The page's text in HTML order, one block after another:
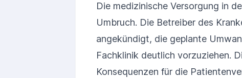
Die medizinische Versorgung in
Umbruch. Die Betreiber des
angekündigt, die geplante
Fachklinik deutlich vorzuziehen.
Konsequenzen für die